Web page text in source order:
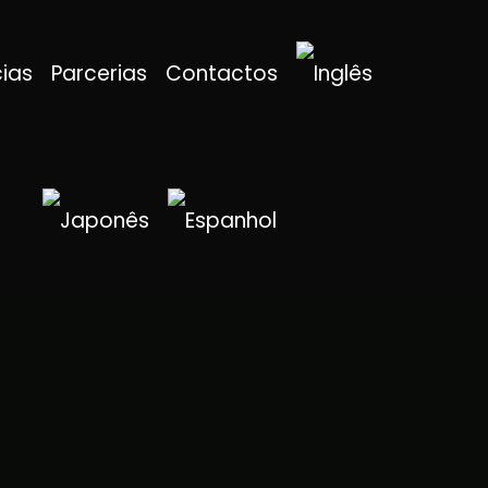
Parcerias Contactos